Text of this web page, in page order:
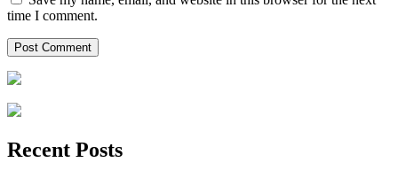
time I comment.
Recent Posts